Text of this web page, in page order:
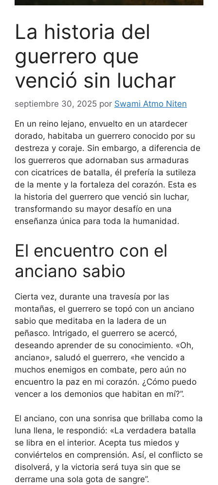
La historia del
guerrero que
venció sin luchar
septiembre 30, 2025 por Swami Atmo Niten
En un reino lejano, envuelto en un atardecer
dorado, habitaba un guerrero conocido por su
destreza y coraje. Sin embargo, a diferencia de
los guerreros que adornaban sus armaduras
con cicatrices de batalla, él prefería la sutileza
de la mente y la fortaleza del corazón. Esta es
la historia del guerrero que venció sin luchar,
transformando su mayor desafío en una
enseñanza única para toda la humanidad.
El encuentro con el
anciano sabio
Cierta vez, durante una travesía por las
montañas, el guerrero se topó con un anciano
sabio que meditaba en la ladera de un
peñasco. Intrigado, el guerrero se acercó,
deseando aprender de su conocimiento. «Oh,
anciano», saludó el guerrero, «he vencido a
muchos enemigos en combate, pero aún no
encuentro la paz en mi corazón. ¿Cómo puedo
vencer a los demonios que habitan en mí?”.
El anciano, con una sonrisa que brillaba como la
luna llena, le respondió: «La verdadera batalla
se libra en el interior. Acepta tus miedos y
conviértelos en comprensión. Así, el conflicto se
disolverá, y la victoria será tuya sin que se
derrame una sola gota de sangre”.